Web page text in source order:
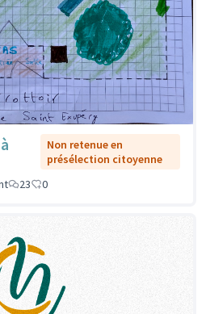
Non retenue en
présélection citoyenne
23 0